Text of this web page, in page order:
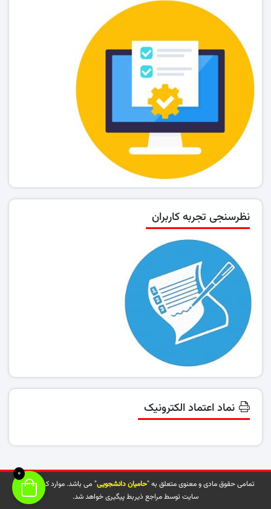
نظرسنجی تجربه کاربران
نماد اعتماد الکترونیک
تمامی حقوق مادی و معنوی متعلق به "حامیان دانشجویی" می باشد. موارد کپی شده از
سایت توسط مراجع ذیربط پیگیری خواهد شد.
0